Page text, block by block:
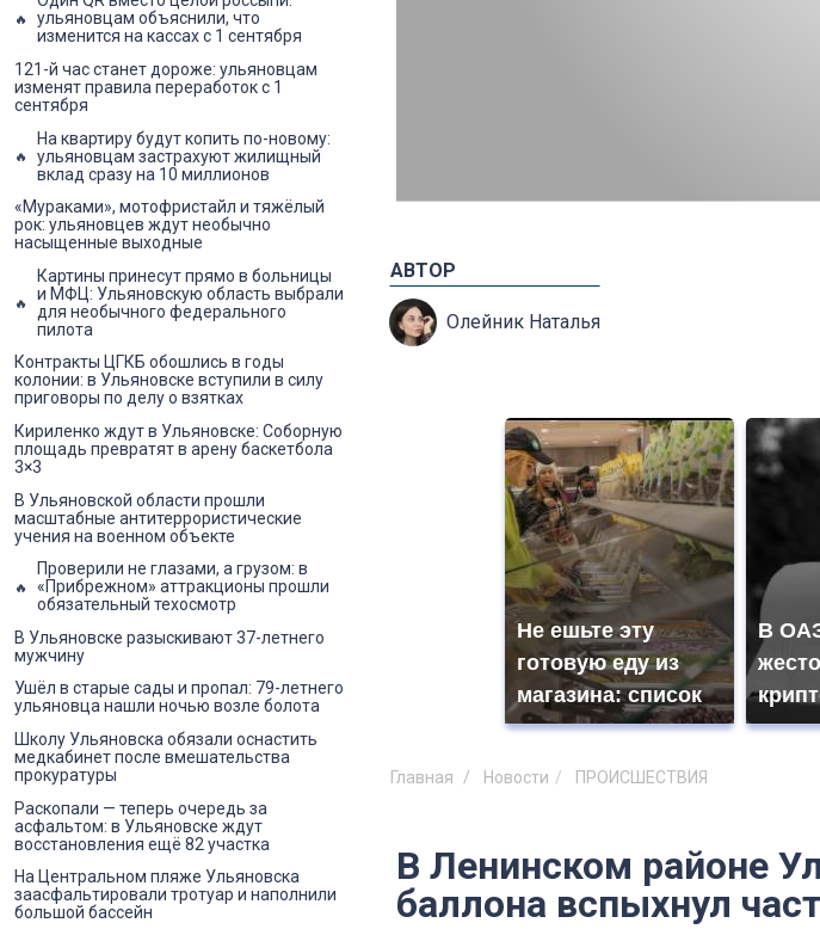
АВТОР
Олейник Наталья
Не ешьте эту
готовую еду из
магазина: список
В
Главная Новости ПРОИСШЕСТВИЯ
В Ленинском районе
баллона вспыхнул
ульяновцам объяснили, что
изменится на кассах с 1 сентября
121-й час станет дороже: ульяновцам
изменят правила переработок с 1
сентября
На квартиру будут копить по-новому:
ульяновцам застрахуют жилищный
вклад сразу на 10 миллионов
«Мураками», мотофристайл и тяжёлый
рок: ульяновцев ждут необычно
насыщенные выходные
Картины принесут прямо в больницы
и МФЦ: Ульяновскую область выбрали
для необычного федерального
пилота
Контракты ЦГКБ обошлись в годы
колонии: в Ульяновске вступили в силу
приговоры по делу о взятках
Кириленко ждут в Ульяновске: Соборную
площадь превратят в арену баскетбола
3×3
В Ульяновской области прошли
масштабные антитеррористические
учения на военном объекте
Проверили не глазами, а грузом: в
«Прибрежном» аттракционы прошли
обязательный техосмотр
В Ульяновске разыскивают 37-летнего
мужчину
Ушёл в старые сады и пропал: 79-летнего
ульяновца нашли ночью возле болота
Школу Ульяновска обязали оснастить
медкабинет после вмешательства
прокуратуры
Раскопали — теперь очередь за
асфальтом: в Ульяновске ждут
восстановления ещё 82 участка
На Центральном пляже Ульяновска
заасфальтировали тротуар и наполнили
большой бассейн